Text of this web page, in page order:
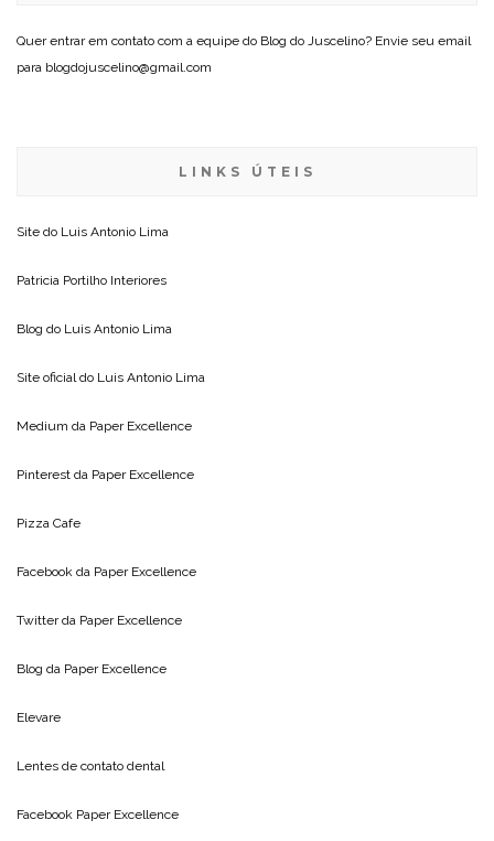
Quer entrar em contato com a equipe do Blog do Juscelino? Envie seu email
para blogdojuscelino@gmail.com
LINKS ÚTEIS
Site do Luis Antonio Lima
Patricia Portilho Interiores
Blog do Luis Antonio Lima
Site oficial do Luis Antonio Lima
Medium da Paper Excellence
Pinterest da Paper Excellence
Pizza Cafe
Facebook da Paper Excellence
Twitter da Paper Excellence
Blog da Paper Excellence
Elevare
Lentes de contato dental
Facebook Paper Excellence